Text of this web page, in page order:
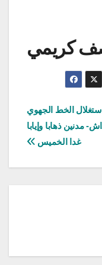
كريمي
الخط الجهوي
مدنين ذهابا وإيابا
غدا الخميس